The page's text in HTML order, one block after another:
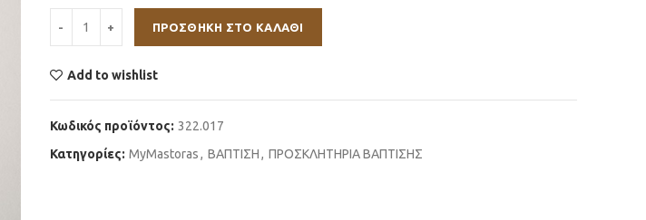
ΠΡΟΣΘΉΚΗ ΣΤΟ ΚΑΛΆΘΙ
Add to wishlist
Κωδικός προϊόντος: 322.017
Κατηγορίες: MyMastoras, ΒΑΠΤΙΣΗ, ΠΡΟΣΚΛΗΤΗΡΙΑ ΒΑΠΤΙΣΗΣ